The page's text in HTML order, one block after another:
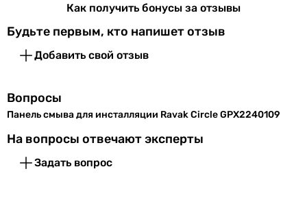
двухрежимный
двухрежимный
двухрежимный
двухрежимный
Совместимость
Как получить бонусы за отзывы
Будьте первым, кто напишет отзыв
Добавить свой отзыв
Вопросы
Панель смыва для инсталляции Ravak Circle GPX2240109
На вопросы отвечают эксперты
Задать вопрос